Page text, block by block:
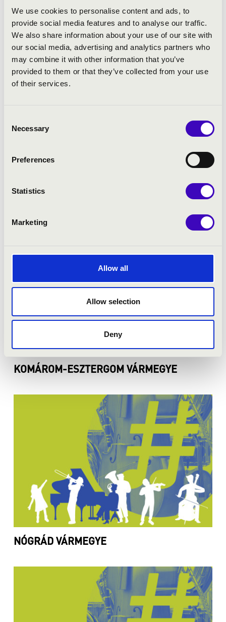
We use cookies to personalise content and ads, to
provide social media features and to analyse our traffic.
We also share information about your use of our site with
our social media, advertising and analytics partners who
may combine it with other information that you’ve
provided to them or that they’ve collected from your use
of their services.
Selection
Necessary
Preferences
Statistics
Marketing
Allow all
Allow selection
Deny
HEVES VÁRMEGYE
JÁSZ-NAGYKUN-SZOLNOK VÁRMEGYE
KOMÁROM-ESZTERGOM VÁRMEGYE
NÓGRÁD VÁRMEGYE